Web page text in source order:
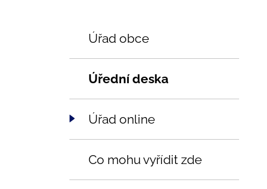
Úřad obce
Úřední deska
Úřad online
Co mohu vyřídit zde